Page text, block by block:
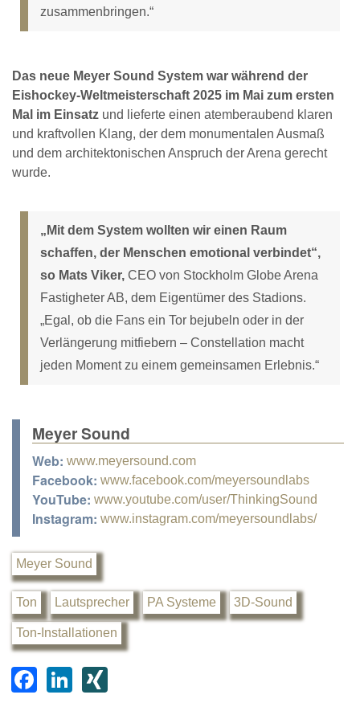
zusammenbringen.“
Das neue Meyer Sound System war während der
Eishockey-Weltmeisterschaft 2025 im Mai zum ersten
Mal im Einsatz und lieferte einen atemberaubend klaren
und kraftvollen Klang, der dem monumentalen Ausmaß
und dem architektonischen Anspruch der Arena gerecht
wurde.
„Mit dem System wollten wir einen Raum
schaffen, der Menschen emotional verbindet“,
so Mats Viker, CEO von Stockholm Globe Arena
Fastigheter AB, dem Eigentümer des Stadions.
„Egal, ob die Fans ein Tor bejubeln oder in der
Verlängerung mitfiebern – Constellation macht
jeden Moment zu einem gemeinsamen Erlebnis.“
Meyer Sound
Web: www.meyersound.com
Facebook: www.facebook.com/meyersoundlabs
YouTube: www.youtube.com/user/ThinkingSound
Instagram: www.instagram.com/meyersoundlabs/
Meyer Sound
Ton Lautsprecher PA Systeme 3D-Sound
Ton-Installationen
F
Li